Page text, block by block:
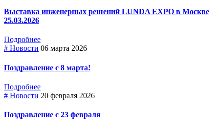
Выставка инженерных решений LUNDA EXPO в Москве
25.03.2026
Подробнее
# Новости 06 марта 2026
Поздравление с 8 марта!
Подробнее
# Новости 20 февраля 2026
Поздравление с 23 февраля